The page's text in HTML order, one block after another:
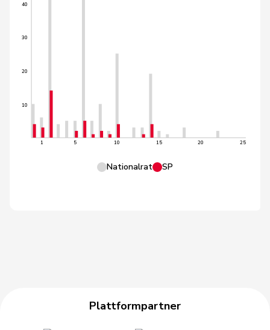
10
20
30
40
1 5 10 15 20 25
Nationalrat SP
Plattformpartner